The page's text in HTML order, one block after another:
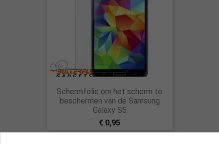
Schermfolie om het scherm te
beschermen van de Samsung
Galaxy S5
€ 0,95